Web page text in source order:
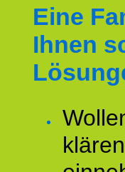
Eine
Ihnen